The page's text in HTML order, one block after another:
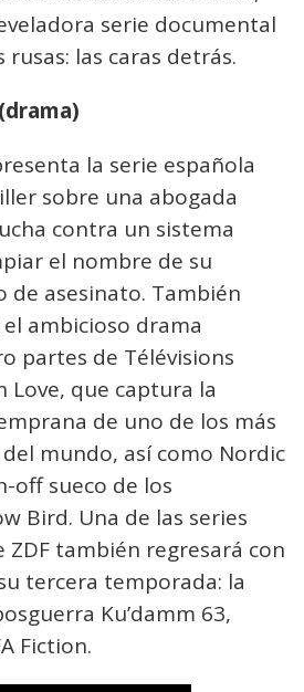
serie documental
rusas: las caras detrás.
la serie española
sobre una abogada
contra un sistema
el nombre de su
de asesinato. También
ambicioso drama
partes de Télévisions
Love, que captura la
de uno de los más
mundo, así como Nordic
off sueco de los
Bird. Una de las series
ZDF también regresará con
tercera temporada: la
Ku’damm 63,
Fiction.